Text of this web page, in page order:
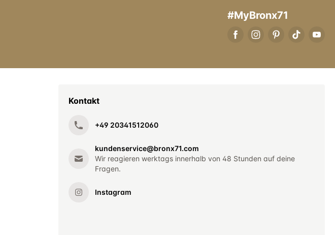
#MyBronx71
Kontakt
+49 20341512060
kundenservice@bronx71.com
Wir reagieren werktags innerhalb von 48 Stunden auf deine
Fragen.
Instagram